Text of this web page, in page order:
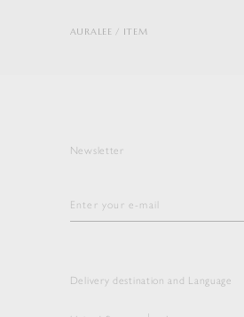
AURALEE ITEM
Newsletter
Delivery destination and Language